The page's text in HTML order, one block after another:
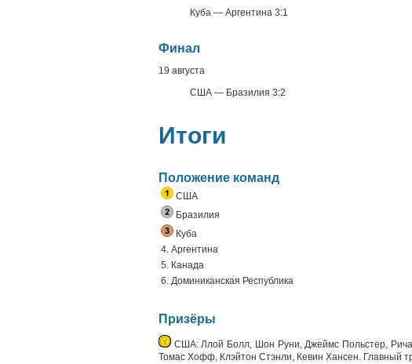
Куба — Аргентина 3:1
Финал
19 августа
США — Бразилия 3:2
Итоги
Положение команд
США
Бразилия
Куба
4. Аргентина
5. Канада
6. Доминиканская Республика
Призёры
США: Ллой Болл, Шон Руни, Джеймс Польстер,
Томас Хофф, Клэйтон Стэнли, Кевин Хансен. Главный